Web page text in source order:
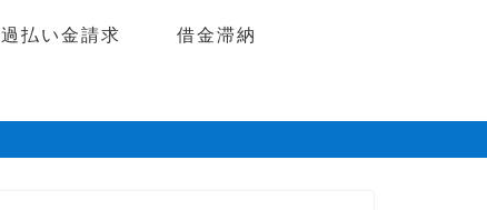
過払い金請求
借金滞納